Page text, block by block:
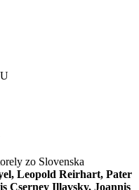
zo Slovenska
Leopold Reirhart, Pater
Cserney Illavsky, Joannis